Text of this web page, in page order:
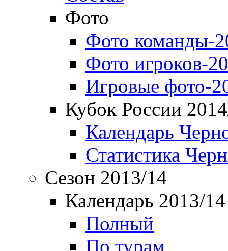
Фото
Фото команды-
Фото игроков-
Игровые фото-
Кубок России
Календарь
Статистика
Сезон 2013/14
Календарь 2013/14
Полный
По турам